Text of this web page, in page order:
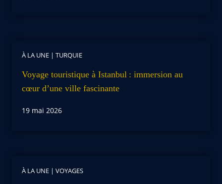
À LA UNE | TURQUIE
Voyage touristique à Istanbul : immersion au
cœur d’une ville fascinante
19 mai 2026
À LA UNE | VOYAGES